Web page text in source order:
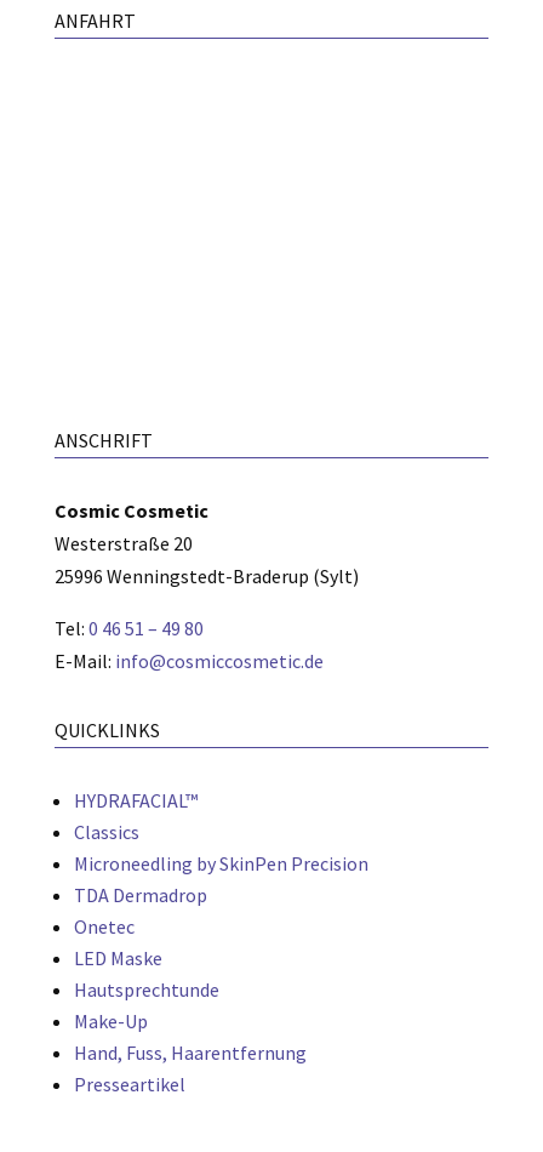
ANFAHRT
ANSCHRIFT
Cosmic Cosmetic
Westerstraße 20
25996 Wenningstedt-Braderup (Sylt)
Tel: 0 46 51 – 49 80
E-Mail: info@cosmiccosmetic.de
QUICKLINKS
HYDRAFACIAL™
Classics
Microneedling by SkinPen Precision
TDA Dermadrop
Onetec
LED Maske
Hautsprechtunde
Make-Up
Hand, Fuss, Haarentfernung
Presseartikel